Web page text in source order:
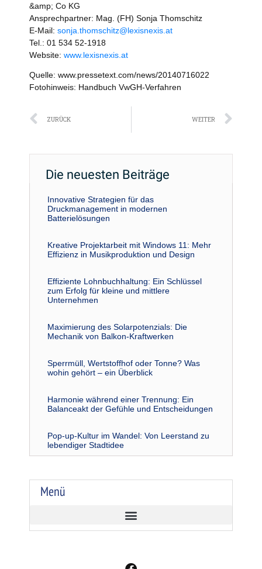
&amp; Co KG
Ansprechpartner: Mag. (FH) Sonja Thomschitz
E-Mail: sonja.thomschitz@lexisnexis.at
Tel.: 01 534 52-1918
Website: www.lexisnexis.at
Quelle: www.pressetext.com/news/20140716022
Fotohinweis: Handbuch VwGH-Verfahren
Zurück
ZURÜCK WEITER
Die neuesten Beiträge
Innovative Strategien für das
Druckmanagement in modernen
Batterielösungen
Kreative Projektarbeit mit Windows 11: Mehr
Effizienz in Musikproduktion und Design
Effiziente Lohnbuchhaltung: Ein Schlüssel
zum Erfolg für kleine und mittlere
Unternehmen
Maximierung des Solarpotenzials: Die
Mechanik von Balkon-Kraftwerken
Sperrmüll, Wertstoffhof oder Tonne? Was
wohin gehört – ein Überblick
Harmonie während einer Trennung: Ein
Balanceakt der Gefühle und Entscheidungen
Pop-up-Kultur im Wandel: Von Leerstand zu
lebendiger Stadtidee
Menü